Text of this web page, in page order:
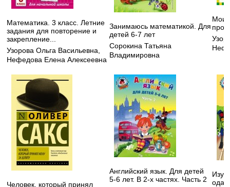
Математика. 3 класс. Летние
задания для повторение и
закрепление...
Узорова Ольга Васильевна
Нефедова Елена Алексеевна
Занимаюсь математикой. Для
детей 6-7 лет
Сорокина Татьяна
Владимировна
Мои
Человек, который принял
Английский язык. Для детей
5-6 лет. В 2-х частях. Часть 2